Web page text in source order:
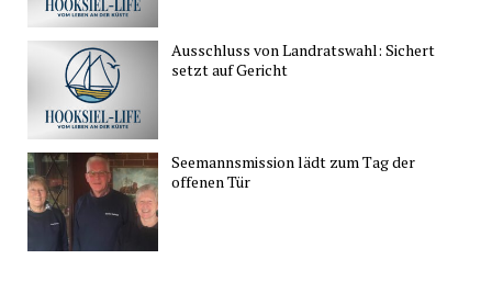
Ausschluss von Landratswahl: Sichert
setzt auf Gericht
Seemannsmission lädt zum Tag der
offenen Tür